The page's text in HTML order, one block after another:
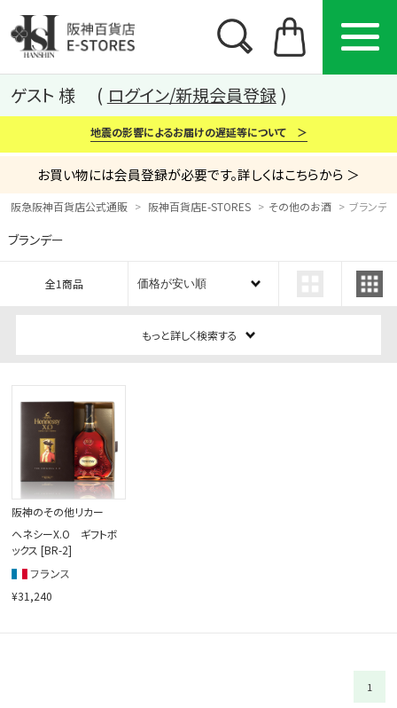
カテゴリー ブランド
ゲスト 様 ログイン/新規会員登録
地震の影響によるお届けの遅延等について ＞
お買い物には会員登録が必要です。詳しくはこちらから ＞
阪急阪神百貨店公式通販 阪神百貨店E-STORES その他のお酒 ブランデー
ブランデー
全1商品
もっと詳しく検索する
阪神のその他リカー
ヘネシーX.O ギフトボ
ックス [BR-2]
¥31,240
1